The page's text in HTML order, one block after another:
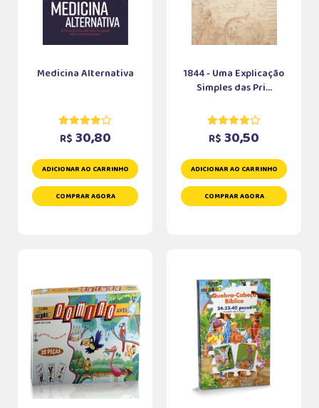
Medicina Alternativa
R$ 30,80
ADICIONAR AO CARRINHO
COMPRAR AGORA
1844 - Uma Explicação
Simples das Pri...
R$ 30,50
ADICIONAR AO CARRINHO
COMPRAR AGORA